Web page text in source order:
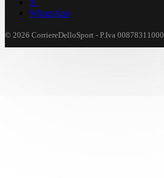
WhatsApp
© 2026 CorriereDelloSport - P.Iva 00878311000